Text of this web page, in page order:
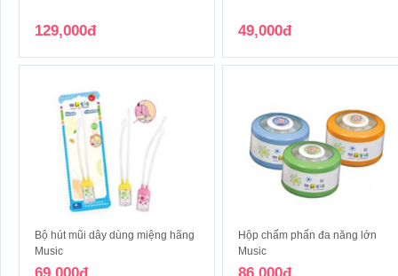
129,000đ 49,000đ
Bộ hút mũi dây dùng miệng hãng
Music
Hộp chấm phấn đa năng lớn
Music